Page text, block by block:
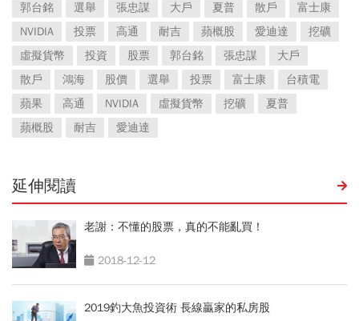
郭台銘
選舉 張忠謀 大戶 夏普 散戶
富士康
NVIDIA
投票 高通 耐吉 蘋概股 愛迪達
挖礦
虛擬貨幣
投資 股票 郭台銘 張忠謀
大戶
散戶
鴻海 股價 選舉 投票 富士康
台積電
蘋果
高通 NVIDIA 虛擬貨幣 挖礦
夏普
蘋概股
耐吉 愛迪達
延伸閱讀
老謝：不懂的股票，真的不能亂買！
2018-12-12
2019釣大魚投資術 長線贏家的私房股